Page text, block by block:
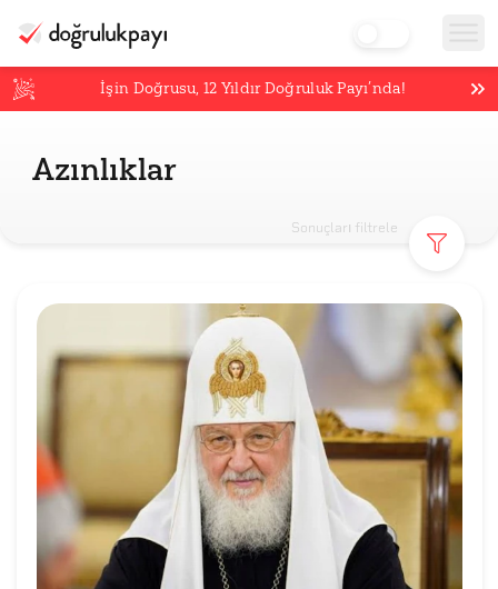
İşin Doğrusu,12 Yıldır Doğruluk Payı’nda!
Azınlıklar
Sonuçları filtrele